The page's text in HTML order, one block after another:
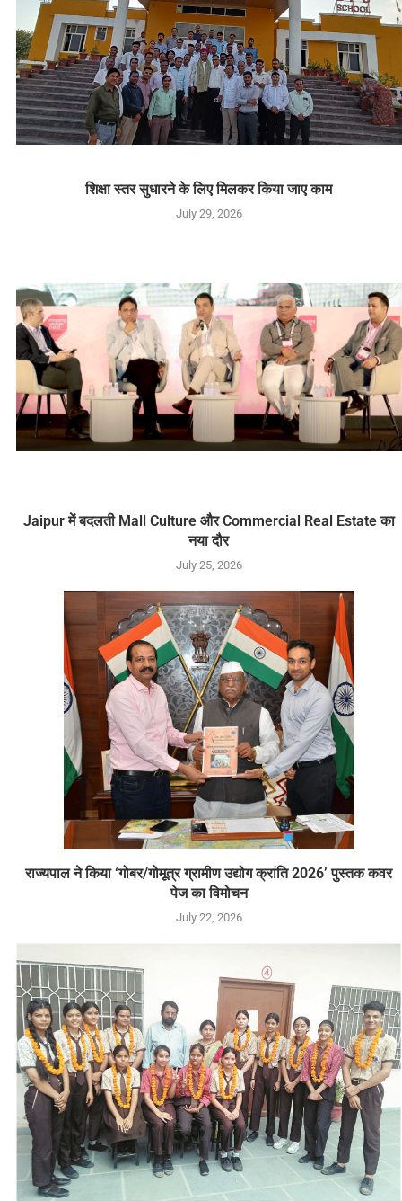
शिक्षा स्तर सुधारने के लिए मिलकर किया जाए काम
July 29, 2026
Jaipur में बदलती Mall Culture और Commercial Real Estate का
नया दौर
July 25, 2026
राज्यपाल ने किया ‘गोबर/गोमूत्र ग्रामीण उद्योग क्रांति 2026’ पुस्तक कवर
पेज का विमोचन
July 22, 2026